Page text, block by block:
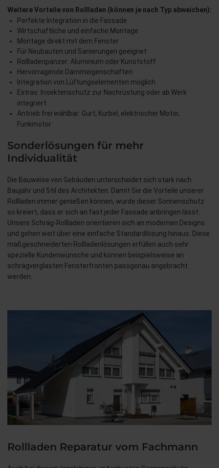
Weitere Vorteile von Rollladen (können je nach Typ abweichen):
Perfekte Integration in die Fassade
Wirtschaftliche und einfache Montage
Montage direkt mit dem Fenster
Für Neubauten und Sanierungen geeignet
Rollladenpanzer: Aluminium oder Kunststoff
Hervorragende Dämmeigenschaften
Integration von Lüftungselementen möglich
Extras: Insektenschutz zur Nachrüstung oder ab Werk
integriert
Antrieb frei wählbar: Gurt, Kurbel, elektrischer Motor,
Funkmotor
Sonderlösungen für mehr
Individualität
Die Bauweise von Gebäuden unterscheidet sich stark nach
Baujahr und Stil des Architekten. Damit Sie die Vorteile unserer
Rollladen immer genießen können, wurde dieser Sonnenschutz
so kreiert, dass er sich an fast jeder Fassade anbringen lässt.
Unsere Schräg-Rollladen orientieren sich an modernen Designs
und gehen weit über eine einfache Standardlösung hinaus. Diese
maßgeschneiderten Rollladenlösungen erfüllen auch sehr
spezielle Kundenwünsche und können beispielsweise an
schrägverglasten Fensterfronten passgenau angebracht
werden.
Rollladen Reparatur vom Fachmann